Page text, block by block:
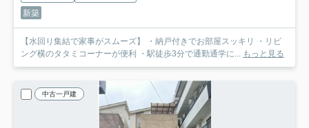
新築
【水回り集結で家事がスムーズ】 ・納戸付きでお部屋スッキリ ・リビ
ング横のタタミコーナーが便利 ・駅徒歩3分で通勤通学に... もっと見る
中古一戸建